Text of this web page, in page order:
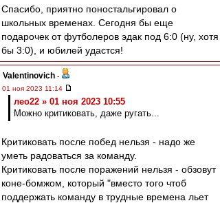
Спасибо, приятно поностальгировал о
школьных временах. Сегодня бы еще
подарочек от футболеров эдак под 6:0 (ну, хотя
бы 3:0), и юбилей удастся!
Valentinovich -
01 ноя 2023 11:14
лео22 » 01 ноя 2023 10:55
Можно критиковать, даже ругать...
Критиковать после побед нельзя - надо же
уметь радоваться за команду.
Критиковать после поражений нельзя - обзовут
коне-бомжом, который "вместо того чтоб
поддержать команду в трудные времена льет